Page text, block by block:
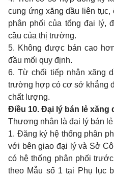
cung ứng xăng dầu liên tục,
phân phối của tổng đại lý,
cầu của thị trường.
5. Không được bán cao
đầu mối quy định.
6. Từ chối tiếp nhận xăng
trường hợp có cơ sở khẳng
chất lượng.
Điều 10. Đại lý bán lẻ xăng
Thương nhân là đại lý bán
1. Đăng ký hệ thống phân
với bên giao đại lý và Sở
có hệ thống phân phối
theo Mẫu số 1 tại Phụ lục